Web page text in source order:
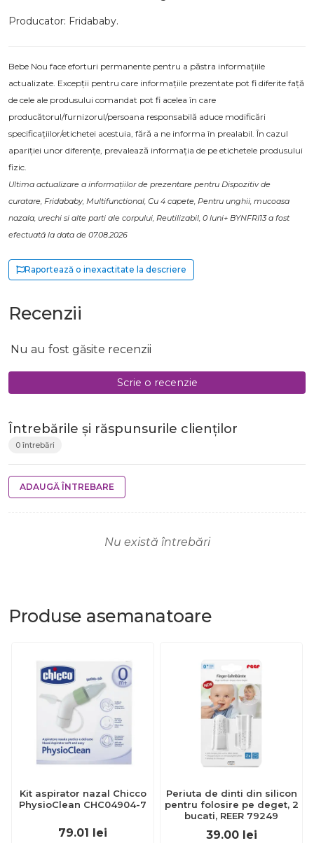
Producator: Fridababy.
Bebe Nou face eforturi permanente pentru a păstra informațiile
actualizate. Excepții pentru care informațiile prezentate pot fi diferite față
de cele ale produsului comandat pot fi acelea în care
producătorul/furnizorul/persoana responsabilă aduce modificări
specificațiilor/etichetei acestuia, fără a ne informa în prealabil. În cazul
apariției unor diferențe, prevalează informația de pe etichetele produsului
fizic.
Ultima actualizare a informațiilor de prezentare pentru Dispozitiv de
curatare, Fridababy, Multifunctional, Cu 4 capete, Pentru unghii, mucoasa
nazala, urechi si alte parti ale corpului, Reutilizabil, 0 luni+ BYNFRI13 a fost
efectuată la data de 07.08.2026
Raportează o inexactitate la descriere
Recenzii
Nu au fost găsite recenzii
Scrie o recenzie
Întrebările și răspunsurile clienților
0 întrebări
ADAUGĂ ÎNTREBARE
Nu există întrebări
Produse asemanatoare
Kit aspirator nazal Chicco
PhysioClean CHC04904-7
79.01 lei
Periuta de dinti din silicon
pentru folosire pe deget, 2
bucati, REER 79249
39.00 lei